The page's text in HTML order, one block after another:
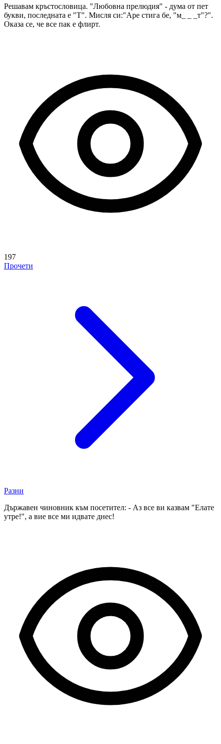
Решавам кръстословица. "Любовна прелюдия" - дума от пет
букви, последната е "Т". Мисля си:"Аре стига бе, "м_ _ _т"?".
Оказа се, че все пак е флирт.
197
Прочети
Разни
Държавен чиновник към посетител: - Аз все ви казвам "Елате
утре!", а вие все ми идвате днес!